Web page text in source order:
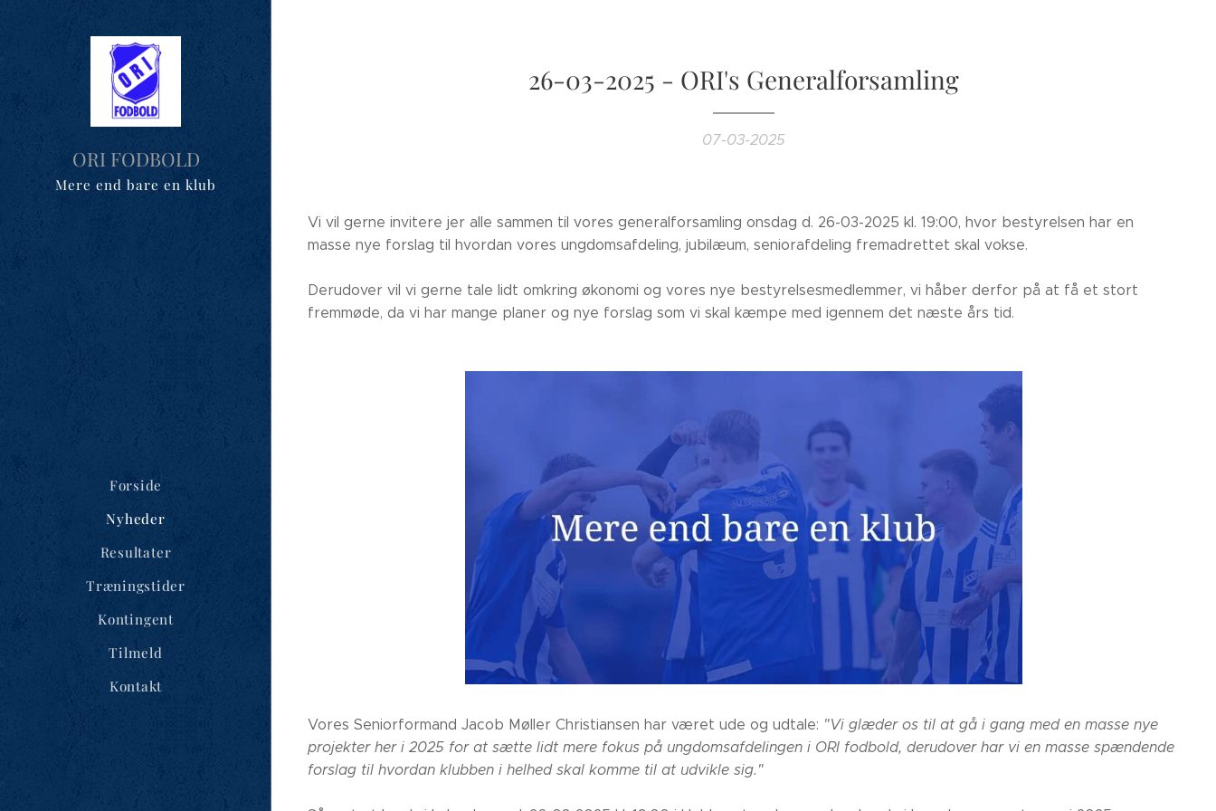
ORI FODBOLD
Mere end bare en klub
Forside
Nyheder
Resultater
Træningstider
Kontingent
Tilmeld
Kontakt
26-03-2025 - ORI's Generalforsamling
07-03-2025
Vi vil gerne invitere jer alle sammen til vores generalforsamling onsdag d. 26-03-2025 kl. 19:00, hvor bestyrelsen har en
masse nye forslag til hvordan vores ungdomsafdeling, jubilæum, seniorafdeling fremadrettet skal vokse.
Derudover vil vi gerne tale lidt omkring økonomi og vores nye bestyrelsesmedlemmer, vi håber derfor på at få et stort
fremmøde, da vi har mange planer og nye forslag som vi skal kæmpe med igennem det næste års tid.
Vores Seniorformand Jacob Møller Christiansen har været ude og udtale: "Vi glæder os til at gå i gang med en masse nye
projekter her i 2025 for at sætte lidt mere fokus på ungdomsafdelingen i ORI fodbold, derudover har vi en masse spændende
forslag til hvordan klubben i helhed skal komme til at udvikle sig."